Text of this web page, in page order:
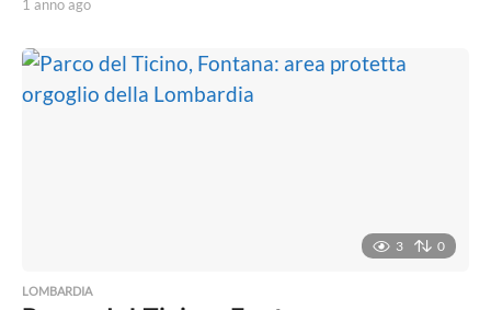
1 anno ago
n
o
3 0
LOMBARDIA